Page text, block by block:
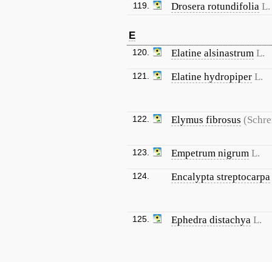
119. Drosera rotundifolia L.
E
120. Elatine alsinastrum L.
121. Elatine hydropiper L.
122. Elymus fibrosus
123. Empetrum nigrum L.
124. Encalypta streptocarpa
125. Ephedra distachya L.